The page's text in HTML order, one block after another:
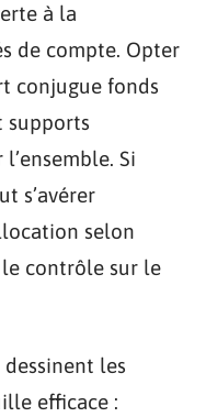
à la
de compte. Opter
conjugue fonds
supports
Si
s’avérer
selon
contrôle sur le
les
efficace :